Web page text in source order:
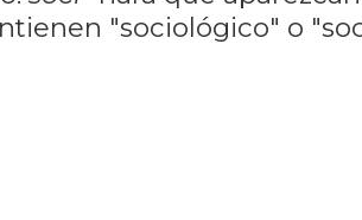
"sociológico" o